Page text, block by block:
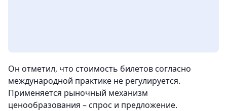
Он отметил, что стоимость билетов согласно
международной практике не регулируется.
Применяется рыночный механизм
ценообразования – спрос и предложение.